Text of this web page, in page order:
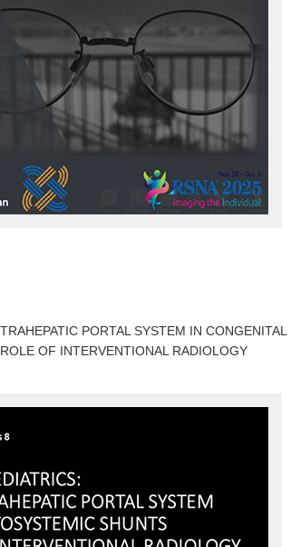
PORTAL SYSTEM IN CONGENITAL
OF INTERVENTIONAL RADIOLOGY